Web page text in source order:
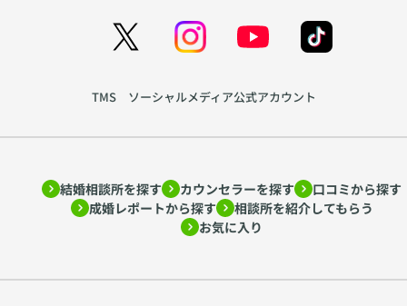
の
方
ラ
ー
心
学
解
ps:
TMS ソーシャルメディア公式アカウント
結婚相談所を探す カウンセラーを探す
口コミから探す
成婚レポートから探す
相談所を紹介してもらう
お気に入り